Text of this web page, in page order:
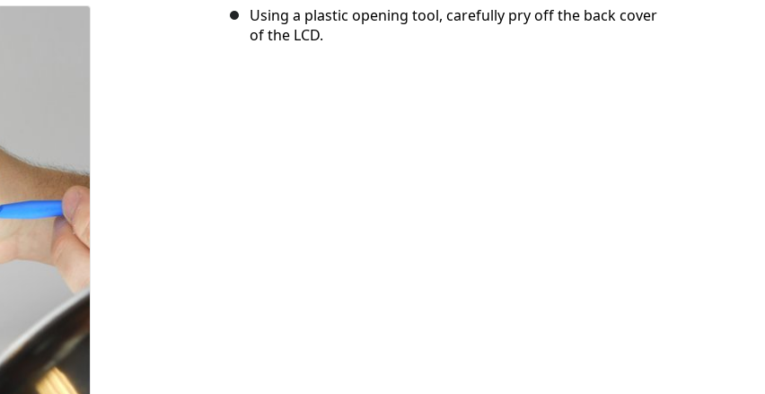
Using a plastic opening tool, carefully pry off the back cover
of the LCD.